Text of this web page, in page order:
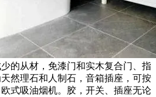
的从材，免漆门和实木复合门、指
然理石和人制石，音箱插座，可按
式吸油烟机。胶，开关、插座无论